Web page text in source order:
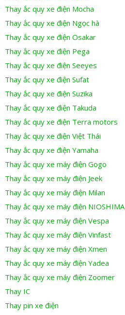
Thay ắc quy xe điện Mocha
Thay ắc quy xe điện Ngọc hà
Thay ắc quy xe điện Osakar
Thay ắc quy xe điện Pega
Thay ắc quy xe điện Seeyes
Thay ắc quy xe điện Sufat
Thay ắc quy xe điện Suzika
Thay ắc quy xe điện Takuda
Thay ắc quy xe điện Terra motors
Thay ắc quy xe điện Việt Thái
Thay ắc quy xe điện Yamaha
Thay ắc quy xe máy điện Gogo
Thay ắc quy xe máy điện Jeek
Thay ắc quy xe máy điện Milan
Thay ắc quy xe máy điện NIOSHIMA
Thay ắc quy xe máy điện Vespa
Thay ắc quy xe máy điện Vinfast
Thay ắc quy xe máy điện Xmen
Thay ắc quy xe máy điện Yadea
Thay ắc quy xe máy điện Zoomer
Thay IC
Thay pin xe điện